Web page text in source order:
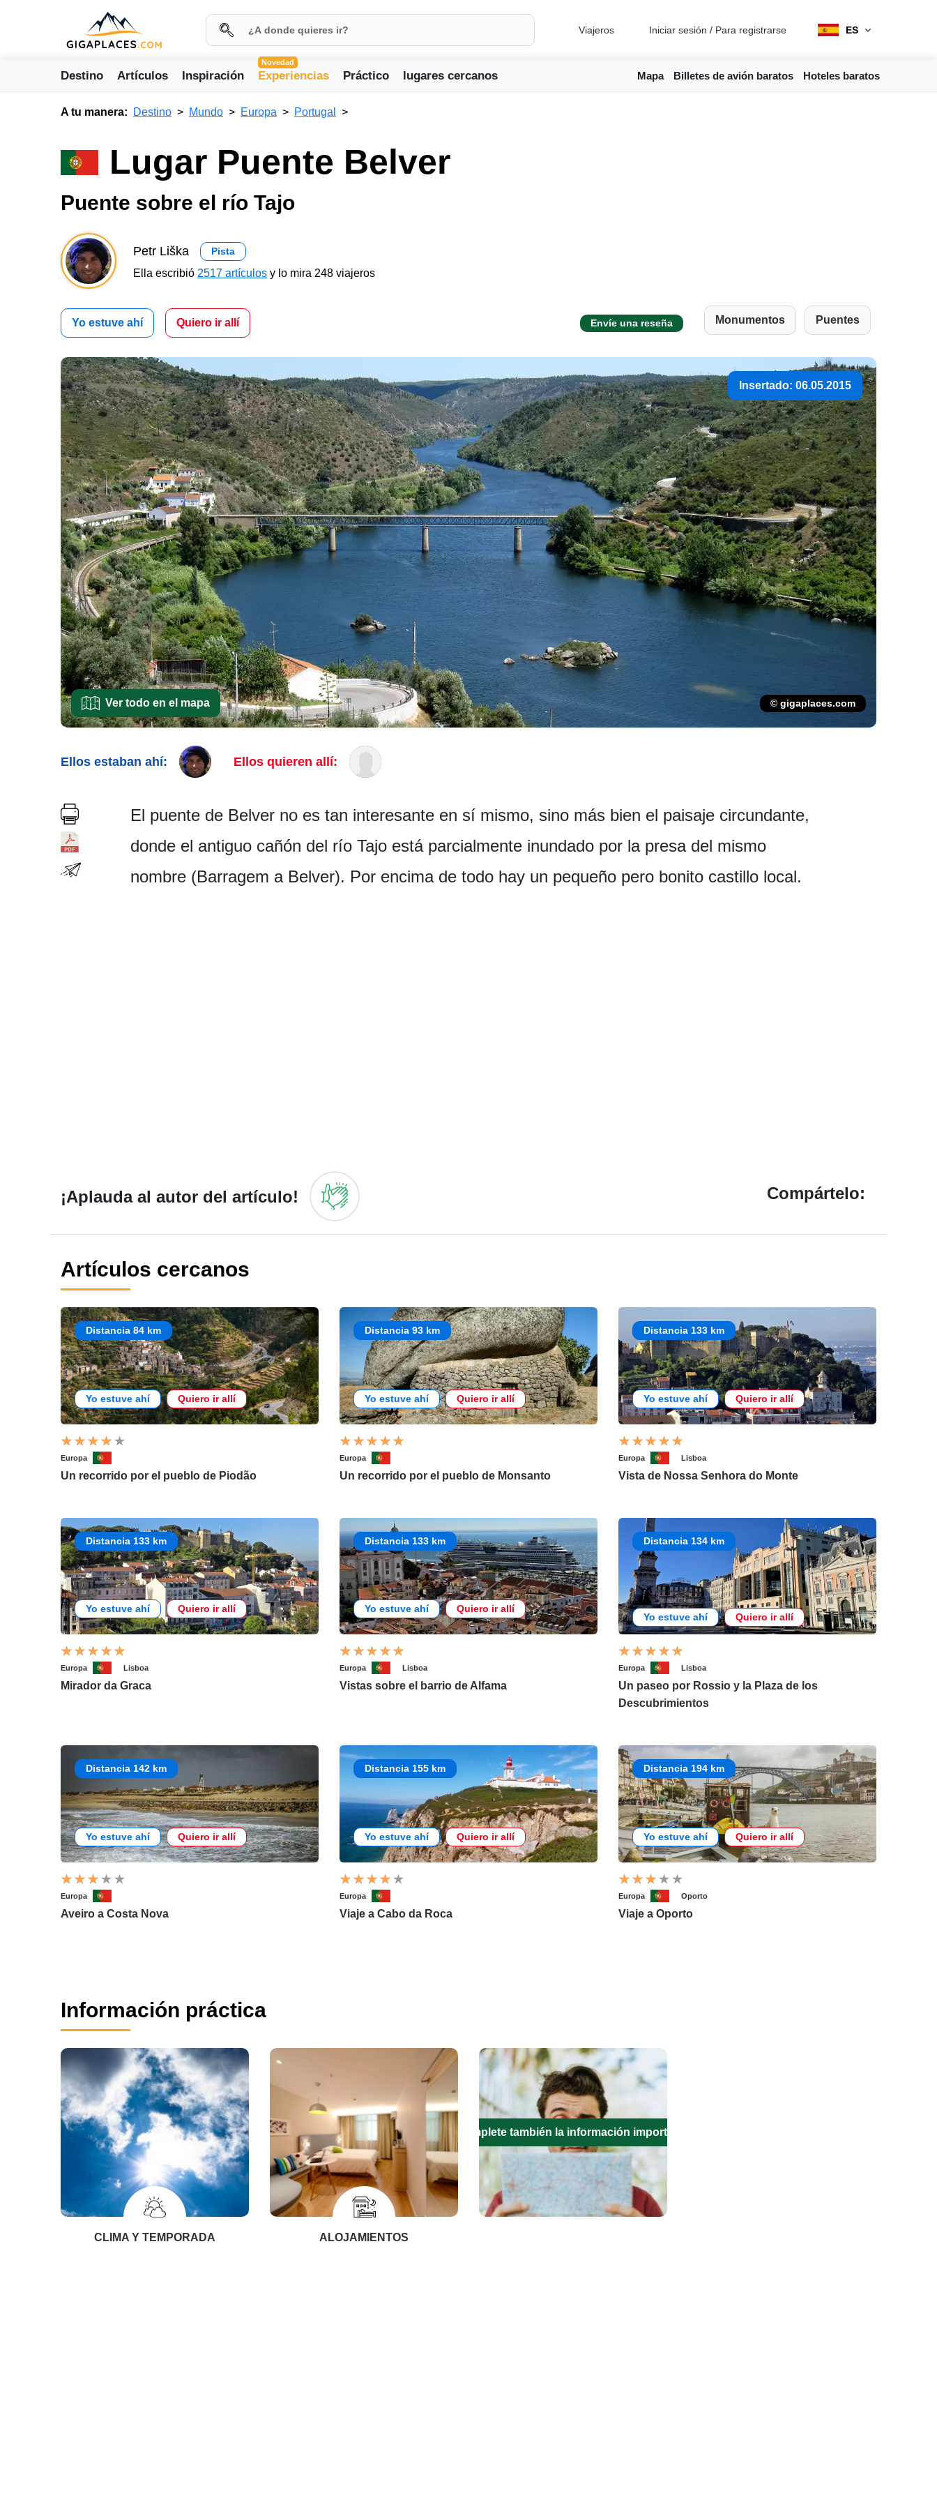
Viajeros Iniciar sesión / Para registrarse ES
Destino Artículos Inspiración
Novedad
Experiencias Práctico lugares cercanos Mapa Billetes de avión baratos Hoteles baratos
A tu manera: Destino Mundo Europa Portugal
Lugar Puente Belver
Puente sobre el río Tajo
Petr Liška Pista
Ella escribió 2517 artículos y lo mira 248 viajeros
Yo estuve ahí Quiero ir allí Envíe una reseña Monumentos Puentes
Insertado: 06.05.2015
Ver todo en el mapa © gigaplaces.com
Ellos estaban ahí: Ellos quieren allí:
El puente de Belver no es tan interesante en sí mismo, sino más bien el paisaje circundante,
donde el antiguo cañón del río Tajo está parcialmente inundado por la presa del mismo
nombre (Barragem a Belver). Por encima de todo hay un pequeño pero bonito castillo local.
¡Aplauda al autor del artículo! Compártelo:
Artículos cercanos
Distancia 84 km
Yo estuve ahí Quiero ir allí
Europa
Un recorrido por el pueblo de Piodão
Distancia 93 km
Yo estuve ahí Quiero ir allí
Europa
Un recorrido por el pueblo de Monsanto
Distancia 133 km
Yo estuve ahí Quiero ir allí
Europa Lisboa
Vista de Nossa Senhora do Monte
Distancia 133 km
Yo estuve ahí Quiero ir allí
Europa Lisboa
Mirador da Graca
Distancia 133 km
Yo estuve ahí Quiero ir allí
Europa Lisboa
Vistas sobre el barrio de Alfama
Distancia 134 km
Yo estuve ahí Quiero ir allí
Europa Lisboa
Un paseo por Rossio y la Plaza de los
Descubrimientos
Distancia 142 km
Yo estuve ahí Quiero ir allí
Europa
Aveiro a Costa Nova
Distancia 155 km
Yo estuve ahí Quiero ir allí
Europa
Viaje a Cabo da Roca
Distancia 194 km
Yo estuve ahí Quiero ir allí
Europa Oporto
Viaje a Oporto
Información práctica
CLIMA Y TEMPORADA ALOJAMIENTOS
Complete también la información importante